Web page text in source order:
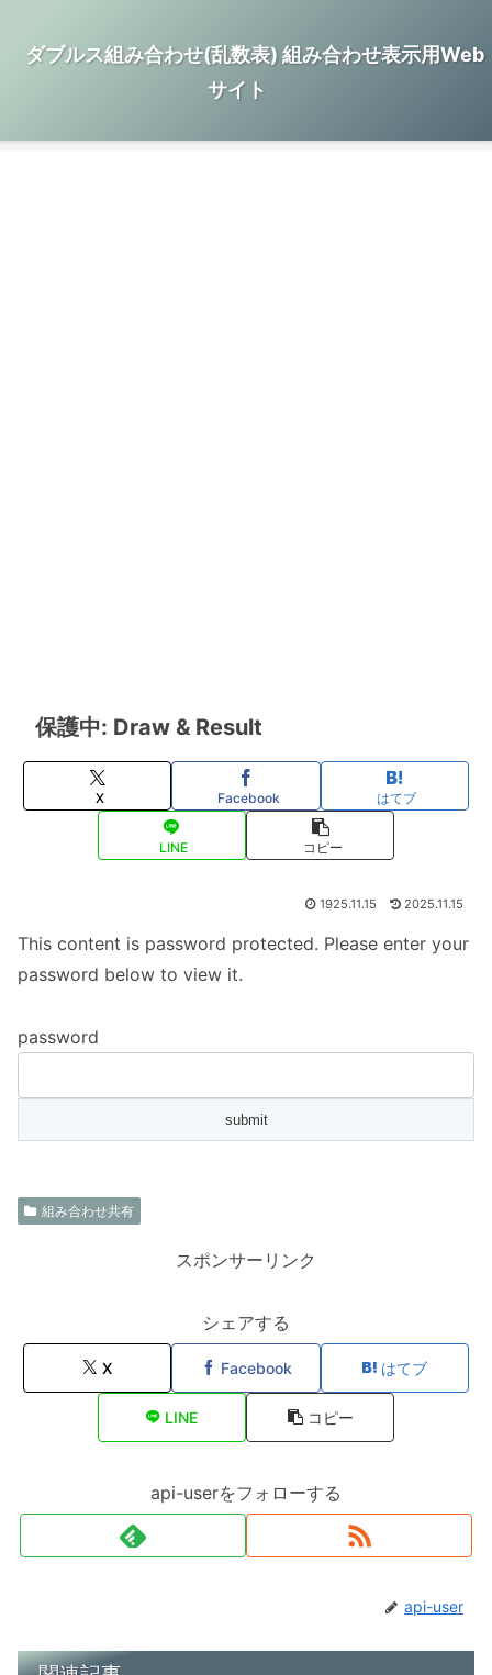
ダブルス組み合わせ(乱数表) 組み合わせ表示用Web
サイト
保護中: Draw & Result
X Facebook はてブ
LINE コピー
1925.11.15 2025.11.15
This content is password protected. Please enter your
password below to view it.
password
組み合わせ共有
スポンサーリンク
シェアする
X Facebook はてブ
LINE コピー
api-userをフォローする
api-user